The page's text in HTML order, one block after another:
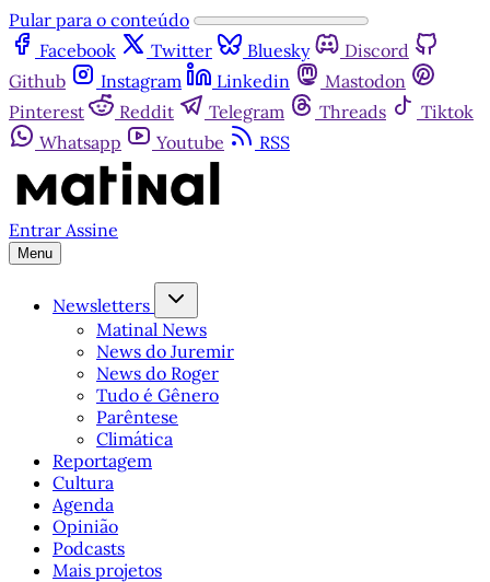
Pular para o conteúdo
Facebook
Twitter Bluesky
Discord
Github
Instagram Linkedin
Mastodon
Pinterest
Reddit Telegram Threads
Tiktok
Whatsapp
Youtube RSS
Entrar Assine
Menu
Newsletters
Matinal News
News do Juremir
News do Roger
Tudo é Gênero
Parêntese
Climática
Reportagem
Cultura
Agenda
Opinião
Podcasts
Mais projetos